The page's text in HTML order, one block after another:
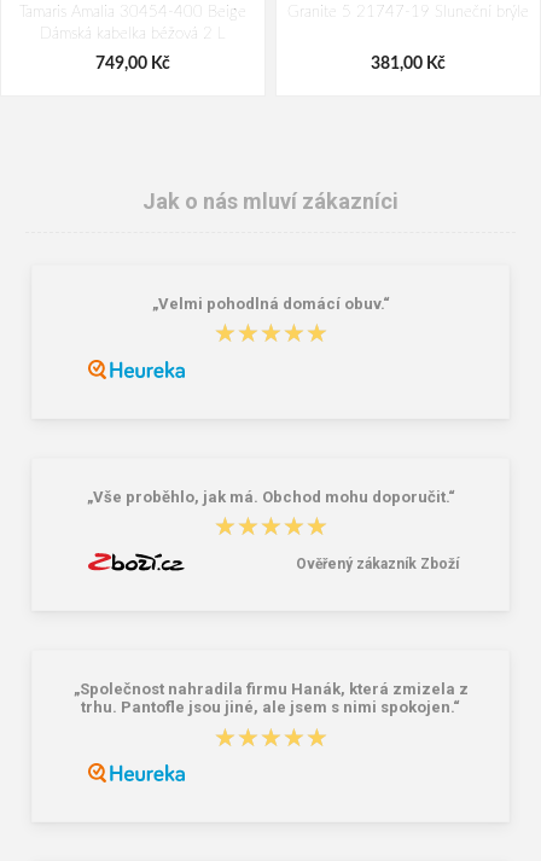
Tamaris Amalia 30454-400 Beige
Dámská kabelka béžová 2 L
749,00 Kč
Granite 5 21747-19 Sluneční brýle
381,00 Kč
Jak o nás mluví zákazníci
„Velmi pohodlná domácí obuv.“
★★★★★
★★★★★
„Vše proběhlo, jak má. Obchod mohu doporučit.“
★★★★★
★★★★★
Ověřený zákazník Zboží
„Společnost nahradila firmu Hanák, která zmizela z
trhu. Pantofle jsou jiné, ale jsem s nimi spokojen.“
★★★★★
★★★★★